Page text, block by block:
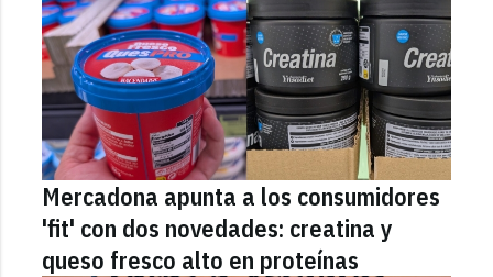
Mercadona apunta a los consumidores
'fit' con dos novedades: creatina y
queso fresco alto en proteínas